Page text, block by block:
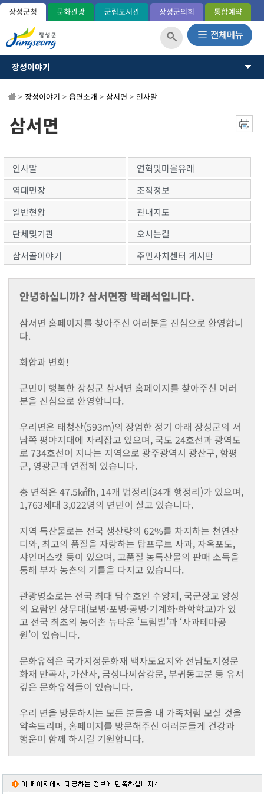
장성군청 문화관광 군립도서관 장성군의회 통합예약
장성이야기
OK 365민원
분야별정보
정보공개
장성이야기
역사와연혁
관내지도
군민헌장
국내외교류
장성군사
장성의상징
상징표시
홍길동 캐릭터
군정운영방향
군정목표/방침
주요업무계획
군청안내
행정조직도
청사안내
찾아오시는길
장성장학회
설립목적및주요사업
장학금 기탁 및 후원안내
장학금지원
기부금 모금액 및 활용 실적
홍보자료
온라인 명예의 전당
유관기관(공익제보) 안내
장성읍
진원면
동화면
삼서면
삼계면
황룡면
북일면
북이면
북하면
찾아오시는길
> 장성이야기 > 읍면소개 > 삼서면 > 인사말
삼서면
인사말
연혁및마을유래
역대면장
조직정보
일반현황
관내지도
단체및기관
오시는길
삼서골이야기
주민자치센터 게시판
안녕하십니까? 삼서면장 박래석입니다.
삼서면 홈페이지를 찾아주신 여러분을 진심으로 환영합니
다.
화합과 변화!
군민이 행복한 장성군 삼서면 홈페이지를 찾아주신 여러
분을 진심으로 환영합니다.
우리면은 태청산(593m)의 장엄한 정기 아래 장성군의 서
남쪽 평야지대에 자리잡고 있으며, 국도 24호선과 광역도
로 734호선이 지나는 지역으로 광주광역시 광산구, 함평
군, 영광군과 연접해 있습니다.
총 면적은 47.5㎢fh, 14개 법정리(34개 행정리)가 있으며,
1,763세대 3,022명의 면민이 살고 있습니다.
지역 특산물로는 전국 생산량의 62%를 차지하는 천연잔
디와, 최고의 품질을 자랑하는 탑프루트 사과, 자옥포도,
샤인머스캣 등이 있으며, 고품질 농특산물의 판매 소득을
통해 부자 농촌의 기틀을 다지고 있습니다.
관광명소로는 전국 최대 담수호인 수양제, 국군장교 양성
의 요람인 상무대(보병·포병·공병·기계화·화학학교)가 있
고 전국 최초의 농어촌 뉴타운 ‘드림빌’과 ‘사과테마공
원’이 있습니다.
문화유적은 국가지정문화재 백자도요지와 전남도지정문
화재 만곡사, 가산사, 금성나씨삼강문, 부귀동고분 등 유서
깊은 문화유적들이 있습니다.
우리 면을 방문하시는 모든 분들을 내 가족처럼 모실 것을
약속드리며, 홈페이지를 방문해주신 여러분들게 건강과
행운이 함께 하시길 기원합니다.